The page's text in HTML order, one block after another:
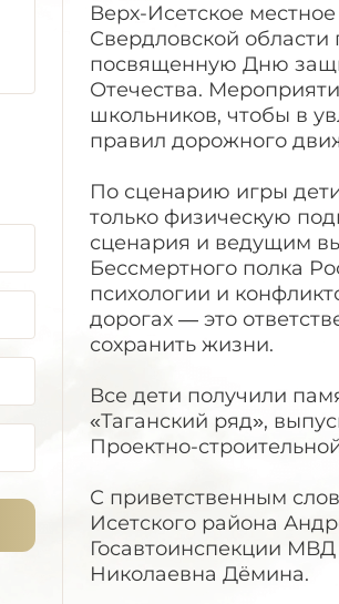
Верх-Исетское
Свердловской области
посвященную Дню
Отечества.
школьников, чтобы в
правил дорожного
По сценарию игры
только физическую
сценария и ведущим
Бессмертного полка
психологии и
дорогах — это
сохранить жизни.
Все дети получили
«Таганский ряд»,
Проектно-
С приветственным
Исетского района
Госавтоинспекции
Николаевна Дёмина.